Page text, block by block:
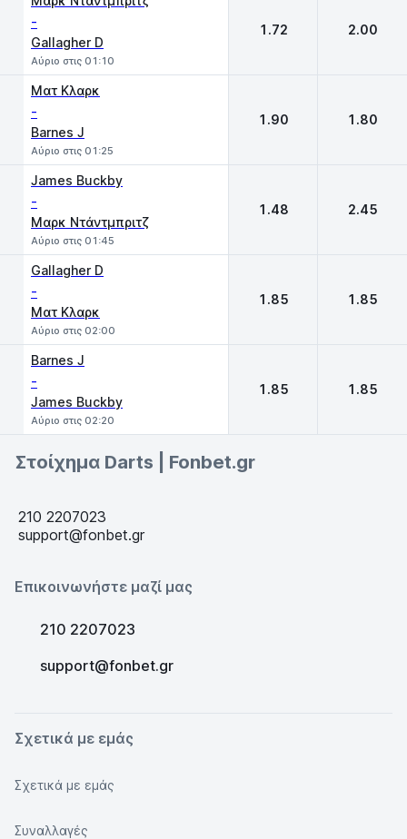
-
Gallagher D
Αύριο στις 01:10
1.72 2.00
Ματ Κλαρκ
-
Barnes J
Αύριο στις 01:25
1.90 1.80
James Buckby
-
Μαρκ Ντάντμπριτζ
Αύριο στις 01:45
1.48 2.45
Gallagher D
-
Ματ Κλαρκ
Αύριο στις 02:00
1.85 1.85
Barnes J
-
James Buckby
Αύριο στις 02:20
1.85 1.85
Στοίχημα Darts | Fonbet.gr
210 2207023
support@fonbet.gr
Επικοινωνήστε μαζί μας
210 2207023
support@fonbet.gr
Σχετικά με εμάς
Σχετικά με εμάς
Συναλλαγές